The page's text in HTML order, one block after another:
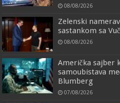
08/08/2026
Zelenski
sastankom sa
08/08/2026
Američka sajber
samoubistava
Blumberg
07/08/2026